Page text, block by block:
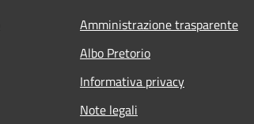
Amministrazione trasparente
Albo Pretorio
Informativa privacy
Note legali